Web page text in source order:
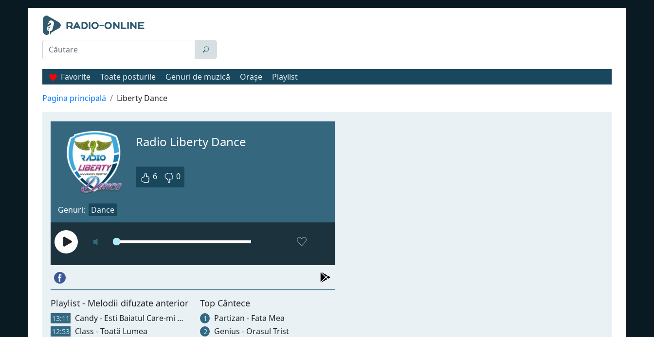
Favorite Toate posturile Genuri de muzică Orașe
Playlist
Pagina principală
Liberty Dance
Radio Liberty Dance
6 0
Genuri: Dance
Playlist - Melodii difuzate anterior
13:11 Candy - Esti Baiatul Care-mi Place
12:53 Class - Toată Lumea
Top Cântece
1 Partizan - Fata Mea
2 Genius - Orasul Trist